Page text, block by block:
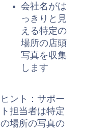
会社名がは
っきりと見
える特定の
場所の店頭
写真を収集
します
ヒント：サポー
ト担当者は特定
の場所の写真の